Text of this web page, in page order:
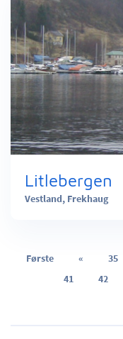
Litlebergen
Vestland, Frekhaug
Første « 35
41
42